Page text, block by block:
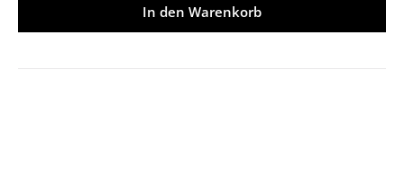
In den Warenkorb